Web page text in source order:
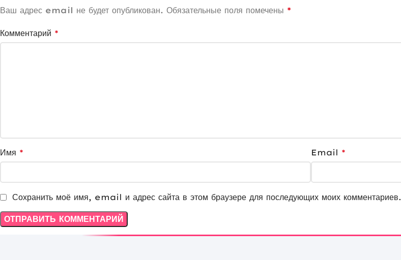
Ваш адрес email не будет опубликован. Обязательные поля помечены *
Комментарий *
Имя * Email *
Сохранить моё имя, email и адрес сайта в этом браузере для последующих моих комментариев.